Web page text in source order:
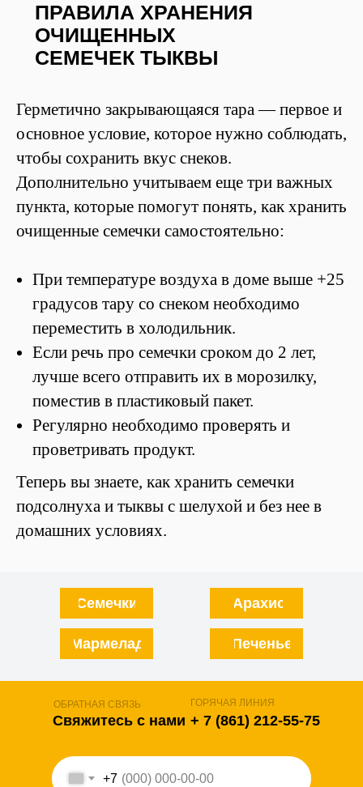
ПРАВИЛА ХРАНЕНИЯ
ОЧИЩЕННЫХ
СЕМЕЧЕК ТЫКВЫ
Герметично закрывающаяся тара — первое и
основное условие, которое нужно соблюдать,
чтобы сохранить вкус снеков.
Дополнительно учитываем еще три важных
пункта, которые помогут понять, как хранить
очищенные семечки самостоятельно:
При температуре воздуха в доме выше +25
градусов тару со снеком необходимо
переместить в холодильник.
Если речь про семечки сроком до 2 лет,
лучше всего отправить их в морозилку,
поместив в пластиковый пакет.
Регулярно необходимо проверять и
проветривать продукт.
Теперь вы знаете, как хранить семечки
подсолнуха и тыквы с шелухой и без нее в
домашних условиях.
ОБРАТНАЯ СВЯЗЬ ГОРЯЧАЯ ЛИНИЯ
Свяжитесь с нами + 7 (861) 212-55-75
+7
Семечки Арахис
Печенье
Мармелад